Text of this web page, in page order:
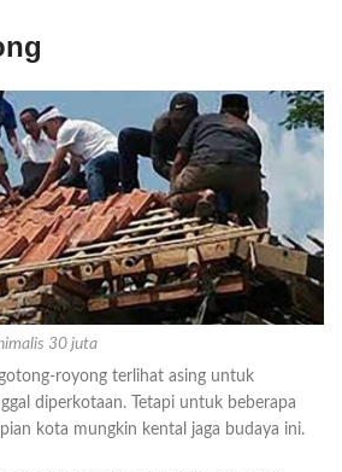
30 juta
royong terlihat asing untuk
diperkotaan. Tetapi untuk beberapa
kota mungkin kental jaga budaya ini.